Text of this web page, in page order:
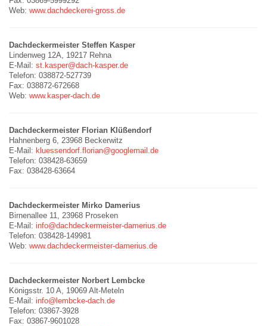
Web: www.dachdeckerei-gross.de
Dachdeckermeister Steffen Kasper
Lindenweg 12A, 19217 Rehna
E-Mail: st.kasper@dach-kasper.de
Telefon: 038872-527739
Fax: 038872-672668
Web: www.kasper-dach.de
Dachdeckermeister Florian Klüßendorf
Hahnenberg 6, 23968 Beckerwitz
E-Mail: kluessendorf.florian@googlemail.de
Telefon: 038428-63659
Fax: 038428-63664
Dachdeckermeister Mirko Damerius
Birnenallee 11, 23968 Proseken
E-Mail: info@dachdeckermeister-damerius.de
Telefon: 038428-149981
Web: www.dachdeckermeister-damerius.de
Dachdeckermeister Norbert Lembcke
Königsstr. 10 A, 19069 Alt-Meteln
E-Mail: info@lembcke-dach.de
Telefon: 03867-3928
Fax: 03867-9601028